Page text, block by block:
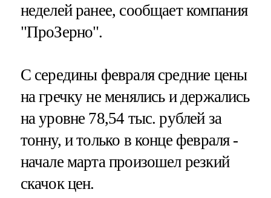
неделей ранее, сообщает компания
"ПроЗерно".
С середины февраля средние цены
на гречку не менялись и держались
на уровне 78,54 тыс. рублей за
тонну, и только в конце февраля -
начале марта произошел резкий
скачок цен.